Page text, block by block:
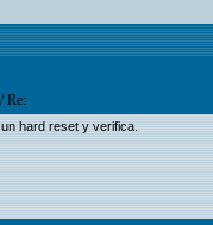
Re:
hard reset y verifica.